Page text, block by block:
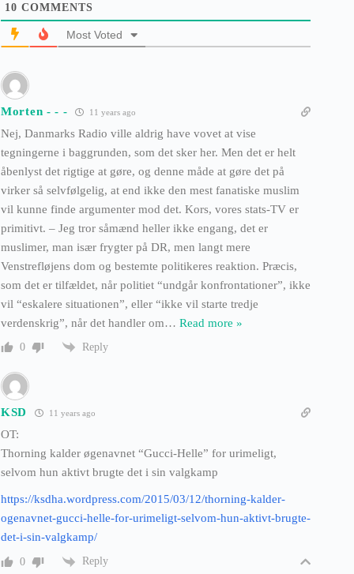
10 COMMENTS
Most Voted
Morten - - - 11 years ago
Nej, Danmarks Radio ville aldrig have vovet at vise
tegningerne i baggrunden, som det sker her. Men det er helt
åbenlyst det rigtige at gøre, og denne måde at gøre det på
virker så selvfølgelig, at end ikke den mest fanatiske muslim
vil kunne finde argumenter mod det. Kors, vores stats-TV er
primitivt. – Jeg tror såmænd heller ikke engang, det er
muslimer, man især frygter på DR, men langt mere
Venstrefløjens dom og bestemte politikeres reaktion. Præcis,
som det er tilfældet, når politiet “undgår konfrontationer”, ikke
vil “eskalere situationen”, eller “ikke vil starte tredje
verdenskrig”, når det handler om… Read more »
0 Reply
KSD 11 years ago
OT:
Thorning kalder øgenavnet “Gucci-Helle” for urimeligt,
selvom hun aktivt brugte det i sin valgkamp
https://ksdha.wordpress.com/2015/03/12/thorning-kalder-
ogenavnet-gucci-helle-for-urimeligt-selvom-hun-aktivt-brugte-
det-i-sin-valgkamp/
0 Reply